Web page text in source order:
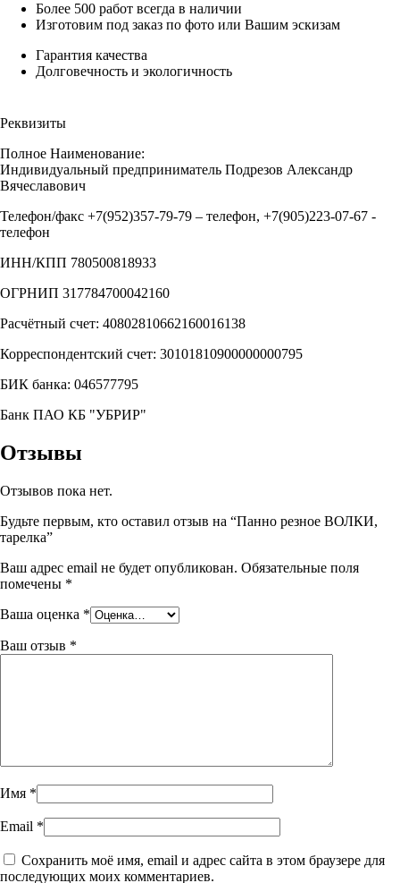
Более 500 работ всегда в наличии
Изготовим под заказ по фото или Вашим эскизам
Гарантия качества
Долговечность и экологичность
Реквизиты
Полное Наименование:
Индивидуальный предприниматель Подрезов Александр
Вячеславович
Телефон/факс +7(952)357-79-79 – телефон, +7(905)223-07-67 -
телефон
ИНН/КПП 780500818933
ОГРНИП 317784700042160
Расчётный счет: 40802810662160016138
Корреспондентский счет: 30101810900000000795
БИК банка: 046577795
Банк ПАО КБ "УБРИР"
Отзывы
Отзывов пока нет.
Будьте первым, кто оставил отзыв на “Панно резное ВОЛКИ,
тарелка”
Ваш адрес email не будет опубликован. Обязательные поля
помечены *
Ваша оценка *
Ваш отзыв *
Имя *
Email *
Сохранить моё имя, email и адрес сайта в этом браузере для
последующих моих комментариев.